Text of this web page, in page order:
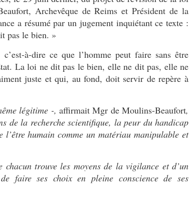
Archevêque de Reims et Président de la
a résumé par un jugement inquiétant ce texte :
pas le bien. »
à-dire ce que l’homme peut faire sans être
La loi ne dit pas le bien, elle ne dit pas, elle ne
juste et qui, au fond, doit servir de repère à
légitime -, affirmait Mgr de Moulins-Beaufort,
de la recherche scientifique, la peur du handicap
l’être humain comme un matériau manipulable et
trouve les moyens de la vigilance et d’un
faire ses choix en pleine conscience de ses